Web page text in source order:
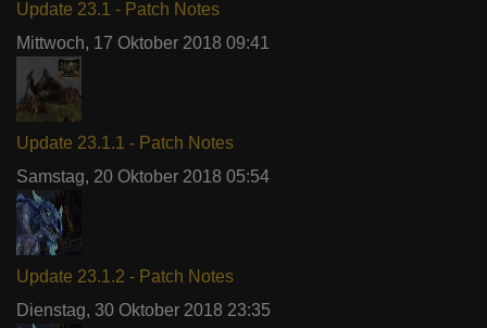
Update 23.1 - Patch Notes
Mittwoch, 17 Oktober 2018 09:41
Update 23.1.1 - Patch Notes
Samstag, 20 Oktober 2018 05:54
Update 23.1.2 - Patch Notes
Dienstag, 30 Oktober 2018 23:35